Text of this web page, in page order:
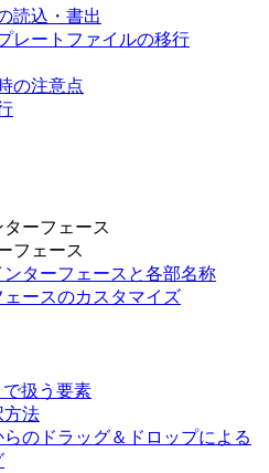
読込・書出
レートファイルの移行
の注意点
ーフェース
フェース
ターフェースと各部名称
ェースのカスタマイズ
扱う要素
方法
らのドラッグ＆ドロップによる